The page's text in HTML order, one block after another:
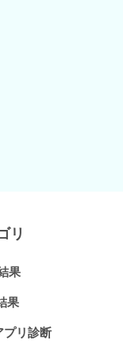
リ
果
果
プリ診断